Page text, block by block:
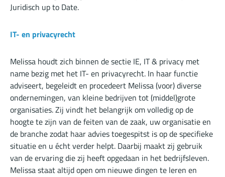
Juridisch up to Date.
IT- en privacyrecht
Melissa houdt zich binnen de sectie IE, IT & privacy met
name bezig met het IT- en privacyrecht. In haar functie
adviseert, begeleidt en procedeert Melissa (voor) diverse
ondernemingen, van kleine bedrijven tot (middel)grote
organisaties. Zij vindt het belangrijk om volledig op de
hoogte te zijn van de feiten van de zaak, uw organisatie en
de branche zodat haar advies toegespitst is op de specifieke
situatie en u écht verder helpt. Daarbij maakt zij gebruik
van de ervaring die zij heeft opgedaan in het bedrijfsleven.
Melissa staat altijd open om nieuwe dingen te leren en